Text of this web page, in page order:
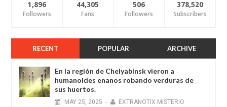
1,896
Followers
44,305
Fans
506
Followers
378,520
Subscribers
RECENT POPULAR ARCHIVE
En la región de Chelyabinsk vieron a
humanoides enanos robando verduras de
sus huertos.
MAY 25, 2025 - EXTRANOTIX MISTERIO